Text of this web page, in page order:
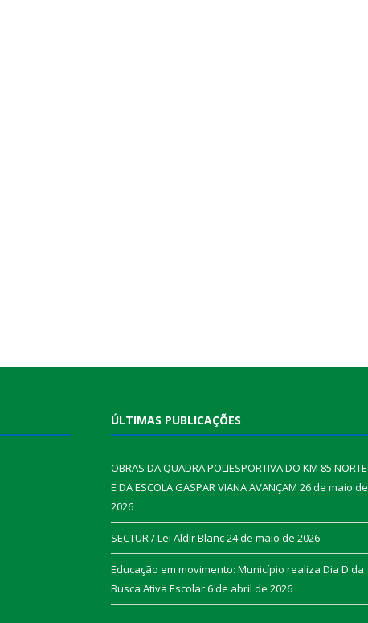
ÚLTIMAS PUBLICAÇÕES
OBRAS DA QUADRA POLIESPORTIVA DO KM 85 NORTE
E DA ESCOLA GASPAR VIANA AVANÇAM 26 de maio de
2026
SECTUR / Lei Aldir Blanc24 de maio de 2026
Educação em movimento: Município realiza Dia D da
Busca Ativa Escolar6 de abril de 2026